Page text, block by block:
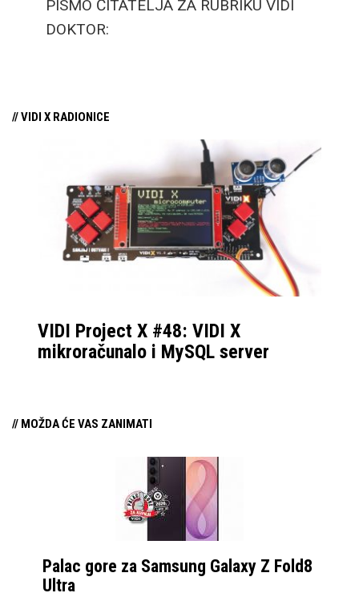
PISMO ČITATELJA ZA RUBRIKU VIDI
DOKTOR:
molbom. Kako doći do besplatnih igara?
// VIDI X RADIONICE
VIDI Project X #48: VIDI X
mikroračunalo i MySQL server
// MOŽDA ĆE VAS ZANIMATI
Palac gore za Samsung Galaxy Z Fold8
Ultra